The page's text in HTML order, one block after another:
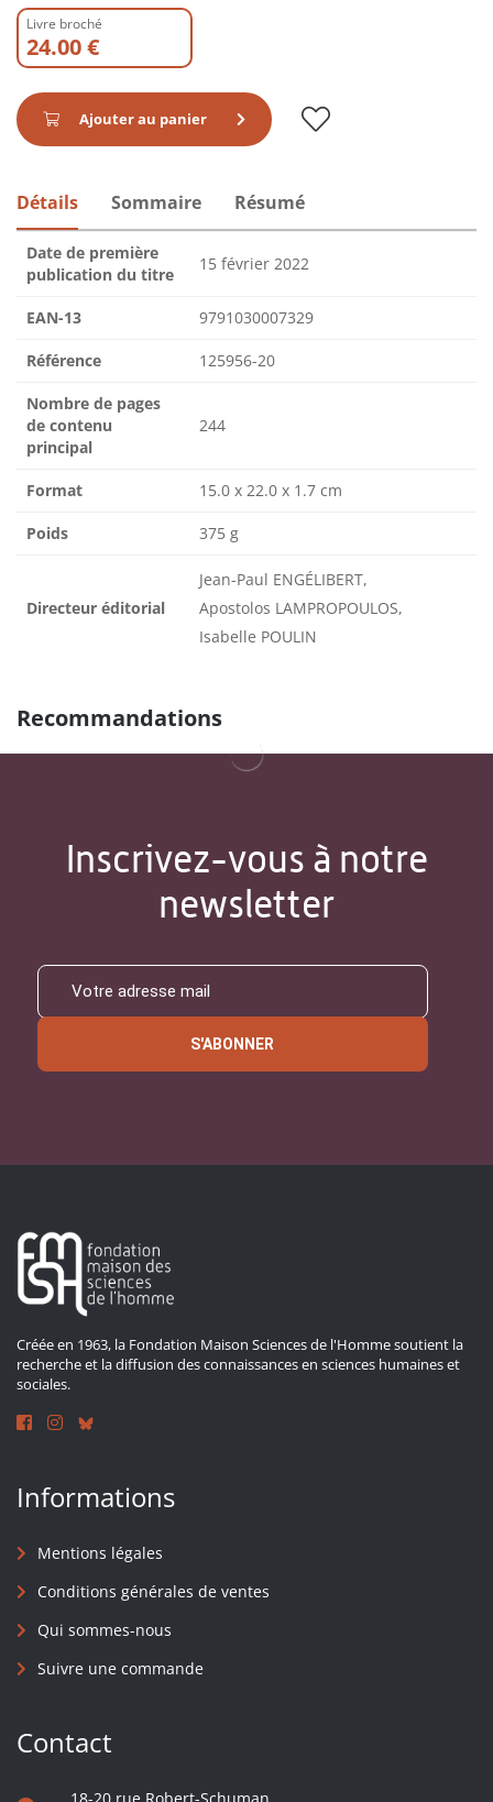
Livre broché
24.00 €
Ajouter au panier
Détails Sommaire Résumé
Date de première
publication du titre
15 février 2022
EAN-13 9791030007329
Référence 125956-20
Nombre de pages
de contenu
principal
244
Format 15.0 x 22.0 x 1.7 cm
Poids 375 g
Directeur éditorial
Jean-Paul ENGÉLIBERT,
Apostolos LAMPROPOULOS,
Isabelle POULIN
Recommandations
Inscrivez-vous à notre
newsletter
S'ABONNER
Créée en 1963, la Fondation Maison Sciences de l'Homme soutient la
recherche et la diffusion des connaissances en sciences humaines et
sociales.
Informations
Mentions légales
Conditions générales de ventes
Qui sommes-nous
Suivre une commande
Contact